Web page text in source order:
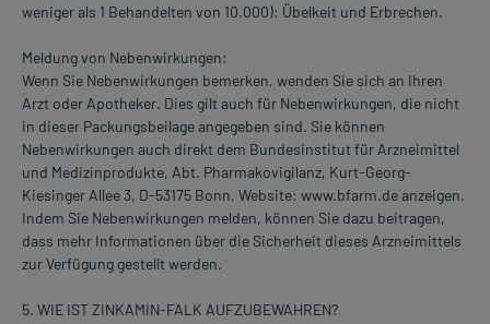
weniger als 1 Behandelten von 10.000): Übelkeit und Erbrechen.
Meldung von Nebenwirkungen:
Wenn Sie Nebenwirkungen bemerken, wenden Sie sich an Ihren
Arzt oder Apotheker. Dies gilt auch für Nebenwirkungen, die nicht
in dieser Packungsbeilage angegeben sind. Sie können
Nebenwirkungen auch direkt dem Bundesinstitut für Arzneimittel
und Medizinprodukte, Abt. Pharmakovigilanz, Kurt-Georg-
Kiesinger Allee 3, D-53175 Bonn, Website: www.bfarm.de anzeigen.
Indem Sie Nebenwirkungen melden, können Sie dazu beitragen,
dass mehr Informationen über die Sicherheit dieses Arzneimittels
zur Verfügung gestellt werden.
5. WIE IST ZINKAMIN-FALK AUFZUBEWAHREN?